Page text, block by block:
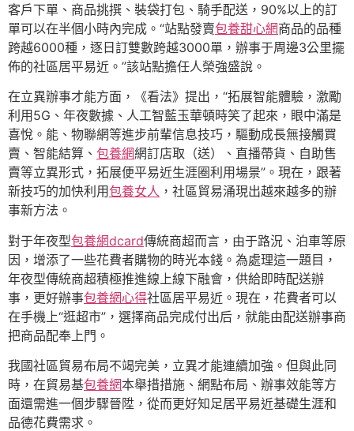
客戶下單、商品挑撰、裝袋打包、騎手配送，90%以上的訂
單可以在半個小時內完成。“站點發賣包養甜心網商品的品種
跨越6000種，逐日訂雙數跨越3000單，辦事于周邊3公里擺
佈的社區居平易近。”該站點擔任人榮強盛說。
在立異辦事才能方面，《看法》提出，“拓展智能體驗，激勵
利用5G、年夜數據、人工智藍玉華頓時笑了起來，眼中滿是
喜悅。能、物聯網等進步前輩信息技巧，驅動成長無接觸買
賣、智能結算、 包養網網訂店取（送）、直播帶貨、自助售
賣等立異形式，拓展便平易近生涯圈利用場景”。現在，跟著
新技巧的加快利用包養女人 ，社區貿易涌現出越來越多的辦
事新方法。
對于年夜型包養網dcard傳統商超而言，由于路況、泊車等原
因，增添了一些花費者購物的時光本錢。為處理這一題目，
年夜型傳統商超積極推進線上線下融會，供給即時配送辦
事，更好辦事包養網心得社區居平易近。現在，花費者可以
在手機上“逛超市”，選擇商品完成付出后，就能由配送辦事商
把商品配奉上門。
我國社區貿易布局不竭完美，立異才能連續加強。但與此同
時，在貿易基包養網本舉措措施、網點布局、辦事效能等方
面還需進一個步驟晉陞，從而更好知足居平易近基礎生涯和
品德花費需求。